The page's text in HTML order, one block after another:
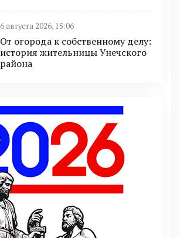
6 августа 2026, 15:06
От огорода к собственному делу:
история жительницы Унечского
района